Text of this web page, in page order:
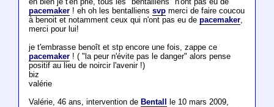
pacemaker! eh oh les bentalliens svpmerci de faire coucou
à benoit et notamment ceux qui n'ont pas eu de pacemaker,
merci pour lui!
je t'embrasse benoît et stp encore une fois, zappe ce
pacemaker! ( "la peur n'évite pas le danger" alors pense
positif au lieu de noircir l'avenir !)
biz
valérie
Valérie, 46 ans, intervention de Bentall
le 10 mars 2009,